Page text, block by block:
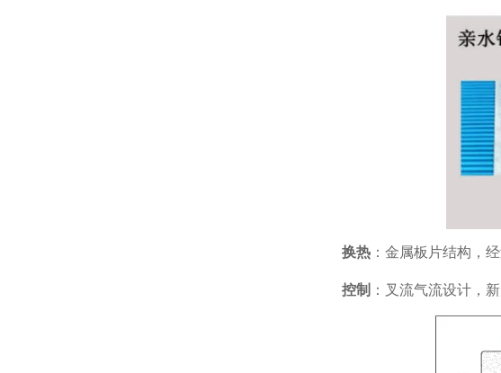
换热 ：金属板片结构，
控制 ：叉流气流设计，